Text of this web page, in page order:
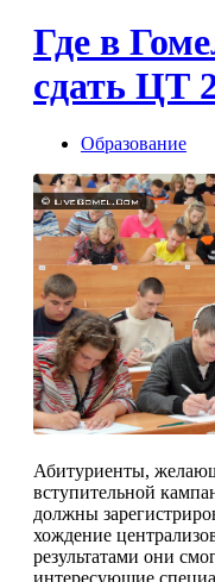
Где в
сдать ЦТ
Образование
Абитуриенты,
вступительной
должны
хождение
результатами они